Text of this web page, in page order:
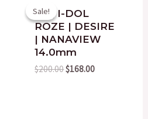
Sale!
Sale!
韓國 I-DOL
ROZE | DESIRE
| NANAVIEW
14.0mm
$200.00
price
was:
$200.00.
$168.00
is:
$168.00.